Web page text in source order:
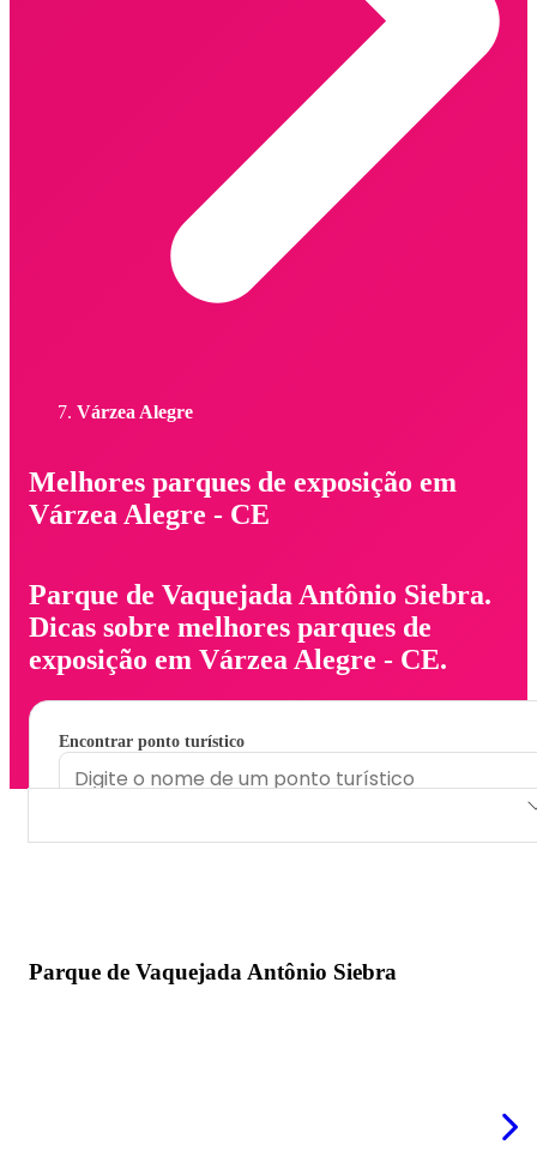
Várzea Alegre
Melhores parques de exposição em
Várzea Alegre - CE
Parque de Vaquejada Antônio Siebra.
Dicas sobre melhores parques de
exposição em Várzea Alegre - CE.
Encontrar ponto turístico
Parque de Vaquejada Antônio Siebra